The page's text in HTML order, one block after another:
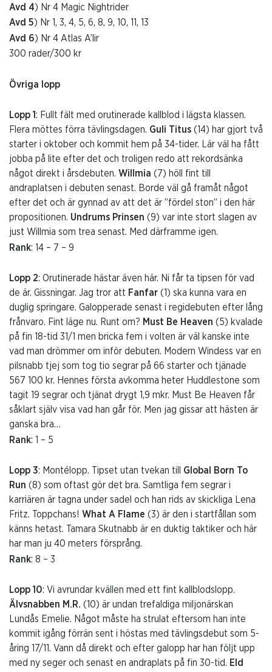
Avd 4) Nr 4 Magic Nightrider
Avd 5) Nr 1, 3, 4, 5, 6, 8, 9, 10, 11, 13
Avd 6) Nr 4 Atlas A’lir
300 rader/300 kr
Övriga lopp
Lopp 1: Fullt fält med orutinerade kallblod i lägsta klassen.
Flera möttes förra tävlingsdagen. Guli Titus (14) har gjort två
starter i oktober och kommit hem på 34-tider. Lär väl ha fått
jobba på lite efter det och troligen redo att rekordsänka
något direkt i årsdebuten. Willmia (7) höll fint till
andraplatsen i debuten senast. Borde väl gå framåt något
efter det och är gynnad av att det är ”fördel ston” i den här
propositionen. Undrums Prinsen (9) var inte stort slagen av
just Willmia som trea senast. Med därframme igen.
Rank: 14 – 7 – 9
Lopp 2: Orutinerade hästar även här. Ni får ta tipsen för vad
de är. Gissningar. Jag tror att Fanfar (1) ska kunna vara en
duglig springare. Galopperade senast i regidebuten efter lång
frånvaro. Fint läge nu. Runt om? Must Be Heaven (5) kvalade
på fin 18-tid 31/1 men bricka fem i volten är väl kanske inte
vad man drömmer om inför debuten. Modern Windess var en
pilsnabb tjej som tog tio segrar på 66 starter och tjänade
567 100 kr. Hennes första avkomma heter Huddlestone som
tagit 19 segrar och tjänat drygt 1,9 mkr. Must Be Heaven får
såklart själv visa vad han går för. Men jag gissar att hästen är
ganska bra…
Rank: 1 – 5
Lopp 3: Montélopp. Tipset utan tvekan till Global Born To
Run (8) som oftast gör det bra. Samtliga fem segrar i
karriären är tagna under sadel och han rids av skickliga Lena
Fritz. Toppchans! What A Flame (3) är den i startfållan som
känns hetast. Tamara Skutnabb är en duktig taktiker och här
har man ju 40 meters försprång.
Rank: 8 – 3
Lopp 10: Vi avrundar kvällen med ett fint kallblodslopp.
Älvsnabben M.R. (10) är undan trefaldiga miljonärskan
Lundås Emelie. Något måste ha strulat eftersom han inte
kommit igång förrän sent i höstas med tävlingsdebut som 5-
åring 17/11. Vann då direkt och efter galopp har han följt upp
med ny seger och senast en andraplats på fin 30-tid. Eld